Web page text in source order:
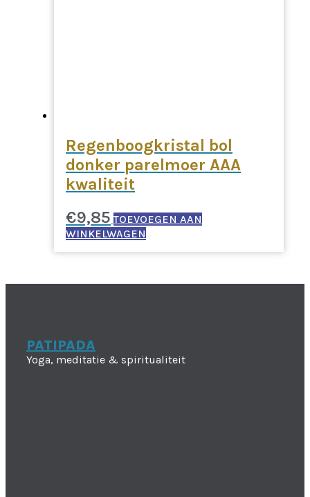
Regenboogkristal bol
donker parelmoer AAA
kwaliteit
€9,85 TOEVOEGEN AAN
WINKELWAGEN
PATIPADA
Yoga, meditatie & spiritualiteit